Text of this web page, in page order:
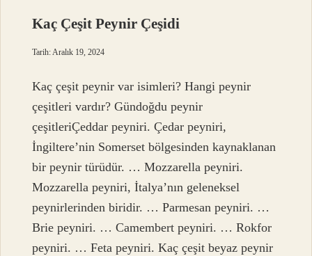
Kaç Çeşit Peynir Çeşidi
Tarih: Aralık 19, 2024
Kaç çeşit peynir var isimleri? Hangi peynir
çeşitleri vardır? Gündoğdu peynir
çeşitleriÇeddar peyniri. Çedar peyniri,
İngiltere’nin Somerset bölgesinden kaynaklanan
bir peynir türüdür. … Mozzarella peyniri.
Mozzarella peyniri, İtalya’nın geleneksel
peynirlerinden biridir. … Parmesan peyniri. …
Brie peyniri. … Camembert peyniri. … Rokfor
peyniri. … Feta peyniri. Kaç çeşit beyaz peynir